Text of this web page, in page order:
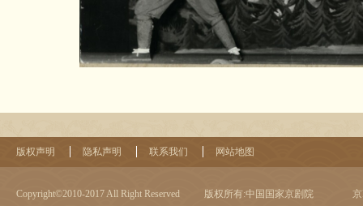
版权声明 隐私声明 联系我们 网站地图
Copyright©2010-2017 All Right Reserved 版权所有:中国国家京剧院